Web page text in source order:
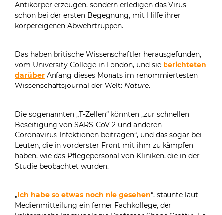
Antikörper erzeugen, sondern erledigen das Virus
schon bei der ersten Begegnung, mit Hilfe ihrer
körpereigenen Abwehrtruppen.
Das haben britische Wissenschaftler herausgefunden,
vom University College in London, und sie berichteten
darüber Anfang dieses Monats im renommiertesten
Wissenschaftsjournal der Welt: Nature.
Die sogenannten „T-Zellen“ könnten „zur schnellen
Beseitigung von SARS-CoV-2 und anderen
Coronavirus-Infektionen beitragen“, und das sogar bei
Leuten, die in vorderster Front mit ihm zu kämpfen
haben, wie das Pflegepersonal von Kliniken, die in der
Studie beobachtet wurden.
„Ich habe so etwas noch nie gesehen“, staunte laut
Medienmitteilung ein ferner Fachkollege, der